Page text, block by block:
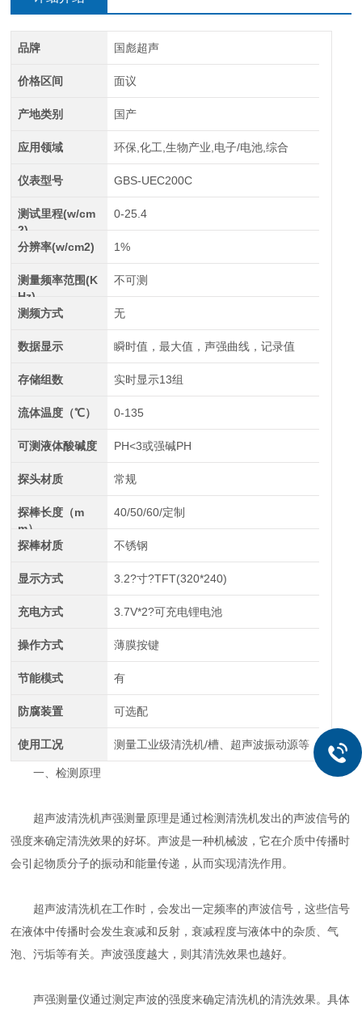
品牌 国彪超声
价格区间 面议
产地类别 国产
应用领域 环保,化工,生物产业,电子/电池,综合
仪表型号 GBS-UEC200C
测试里程(w/cm
2)
0-25.4
分辨率(w/cm2) 1%
测量频率范围(K
Hz)
不可测
测频方式 无
数据显示 瞬时值，最大值，声强曲线，记录值
存储组数 实时显示13组
流体温度（℃） 0-135
可测液体酸碱度 PH<3或强碱PH
探头材质 常规
探棒长度（m
m）
40/50/60/定制
探棒材质 不锈钢
显示方式 3.2?寸?TFT(320*240)
充电方式 3.7V*2?可充电锂电池
操作方式 薄膜按键
节能模式 有
防腐装置 可选配
使用工况 测量工业级清洗机/槽、超声波振动源等
一、检测原理
超声波清洗机声强测量原理是通过检测清洗机发出的声波信号的
强度来确定清洗效果的好坏。声波是一种机械波，它在介质中传播时
会引起物质分子的振动和能量传递，从而实现清洗作用。
超声波清洗机在工作时，会发出一定频率的声波信号，这些信号
在液体中传播时会发生衰减和反射，衰减程度与液体中的杂质、气
泡、污垢等有关。声波强度越大，则其清洗效果也越好。
声强测量仪通过测定声波的强度来确定清洗机的清洗效果。具体